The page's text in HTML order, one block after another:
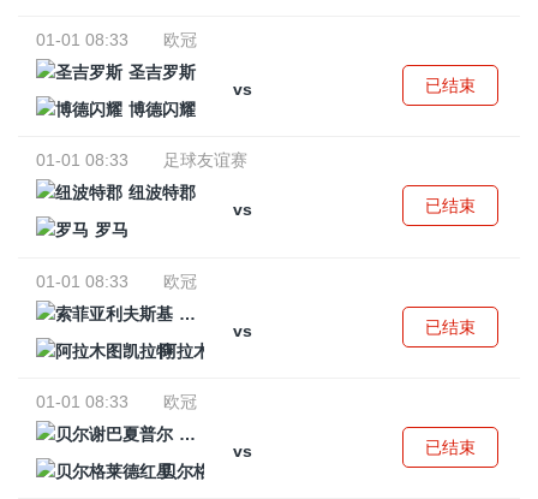
01-01 08:33
欧冠
圣吉罗斯
vs
博德闪耀
已结束
01-01 08:33
足球友谊赛
纽波特郡
vs
罗马
已结束
01-01 08:33
欧冠
索菲亚利夫斯基
vs
阿拉木图凯拉特
已结束
01-01 08:33
欧冠
贝尔谢巴夏普尔
vs
贝尔格莱德红星
已结束